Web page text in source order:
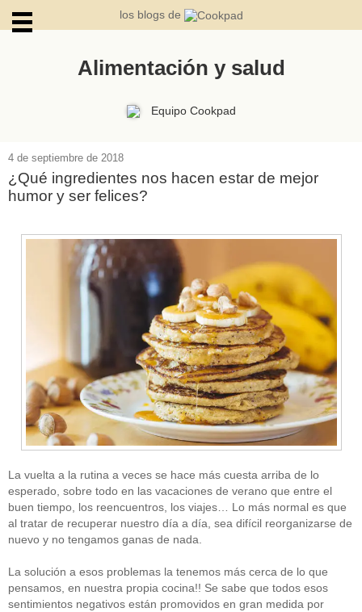
los blogs de
Alimentación y salud
Equipo Cookpad
4 de septiembre de 2018
¿Qué ingredientes nos hacen estar de mejor
humor y ser felices?
La vuelta a la rutina a veces se hace más cuesta arriba de lo
esperado, sobre todo en las vacaciones de verano que entre el
buen tiempo, los reencuentros, los viajes… Lo más normal es que
al tratar de recuperar nuestro día a día, sea difícil reorganizarse de
nuevo y no tengamos ganas de nada.
La solución a esos problemas la tenemos más cerca de lo que
pensamos, en nuestra propia cocina!! Se sabe que todos esos
sentimientos negativos están promovidos en gran medida por